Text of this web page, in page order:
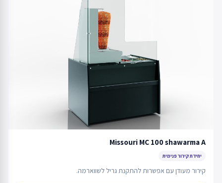
Missouri MC 100 shawarma A
יחידת קירור פנימית
קירור מעודן עם אפשרות להתקנת גריל לשווארמה.